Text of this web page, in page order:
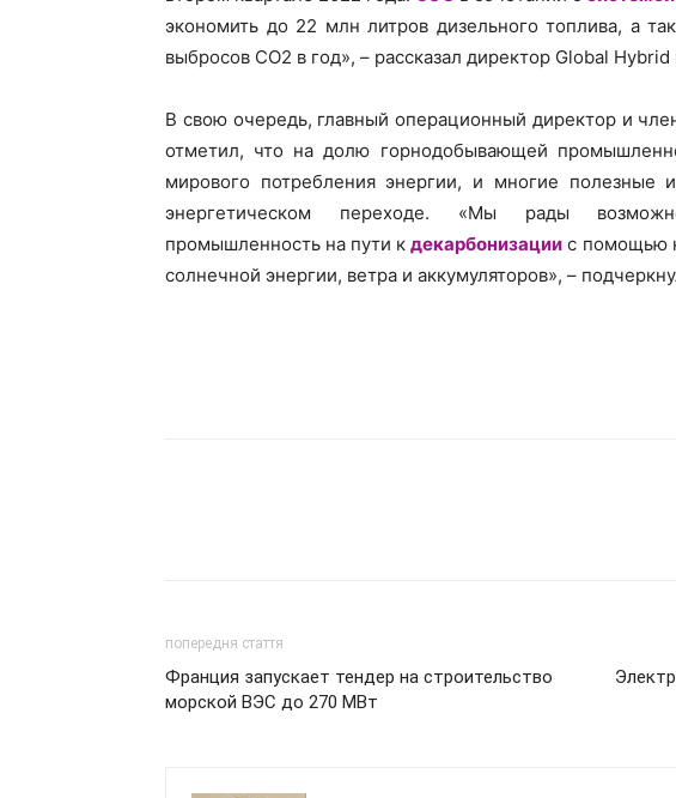
экономить до 22 млн литров дизельного топлива, а
выбросов СО2 в год», – рассказал директор Global
В свою очередь, главный операционный директор и
отметил, что на долю горнодобывающей
мирового потребления энергии, и многие полезные
энергетическом переходе. «Мы рады
промышленность на пути кдекарбонизации с помощью
солнечной энергии, ветра и аккумуляторов», –
попередня стаття
Франция запускает тендер на строительство
морской ВЭС до 270 МВт